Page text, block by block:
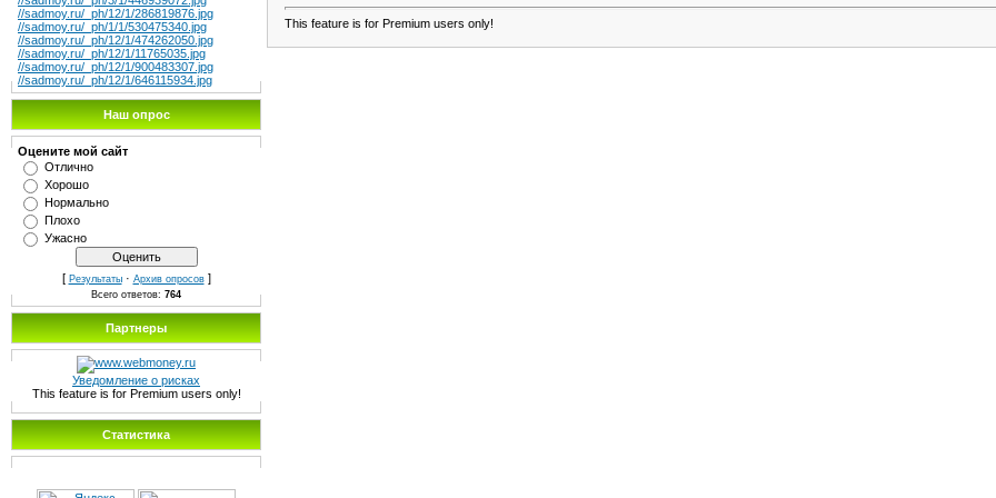
//sadmoy.ru/_ph/12/1/286819876.jpg
//sadmoy.ru/_ph/1/1/530475340.jpg
//sadmoy.ru/_ph/12/1/474262050.jpg
//sadmoy.ru/_ph/12/1/11765035.jpg
//sadmoy.ru/_ph/12/1/900483307.jpg
//sadmoy.ru/_ph/12/1/646115934.jpg
Наш опрос
Оцените мой сайт
Отлично
Хорошо
Нормально
Плохо
Ужасно
[ Результаты· Архив опросов]
Всего ответов: 764
Партнеры
Уведомление о рисках
This feature is for Premium users only!
Статистика
This feature is for Premium users only!